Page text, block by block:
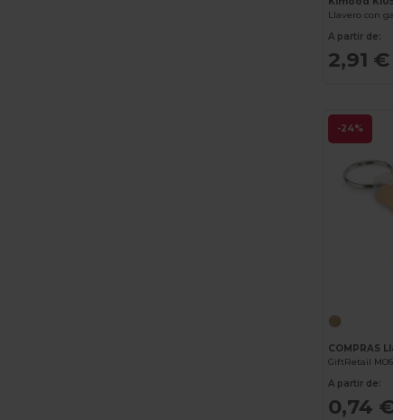
Llavero con
A partir de:
2,91 €
-24%
COMPRAS
GiftRetail
A partir de:
0,74